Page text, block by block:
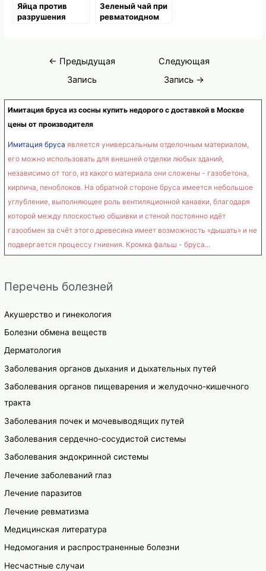
Имитация бруса из сосны купить недорого с доставкой в Москве
цены от производителя
Имитация бруса является универсальным отделочным материалом,
его можно использовать для внешней отделки любых зданий,
независимо от того, из какого материала они сложены - газобетона,
кирпича, пеноблоков. На обратной стороне бруса имеется небольшое
углубление, выполняющее роль вентиляционной канавки, благодаря
которой между плоскостью обшивки и стеной постоянно идёт
газообмен за счёт этого древесина имеет возможность «дышать» и не
подвергается процессу гниения. Кромка фальш - бруса...
Перечень болезней
Акушерство и гинекология
Болезни обмена веществ
Дерматология
Заболевания органов дыхания и дыхательных путей
Заболевания органов пищеварения и желудочно-кишечного
тракта
Заболевания почек и мочевыводящих путей
Заболевания сердечно-сосудистой системы
Заболевания эндокринной системы
Лечение заболеваний глаз
Лечение паразитов
Лечение ревматизма
Медицинская литература
Недомогания и распространенные болезни
Несчастные случаи
Яйца против
разрушения
Зеленый чай при
ревматоидном
Навигация
← Предыдущая
Запись
Следующая
Запись →